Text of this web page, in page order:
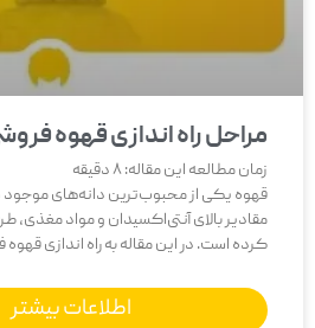
مراحل راه اندازی قهوه
زمان مطالعه این مقاله:8دقیقه
قهوه یکی از محبوب‌ترین دانه‌های
مقادیر بالای آنتی‌اکسیدان و مواد
کرده است. در این مقاله به راه اندازی
اطلاعات بیشتر